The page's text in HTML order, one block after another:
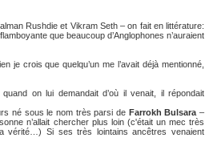
Rushdie et Vikram Seth – on fait en littérature:
que beaucoup d’Anglophones n’auraient
je crois que quelqu’un me l’avait déjà mentionné,
on lui demandait d’où il venait, il répondait
né sous le nom très parsi de Farrokh Bulsara –
n’allait chercher plus loin (c'était un mec très
vérité…) Si ses très lointains ancêtres venaient